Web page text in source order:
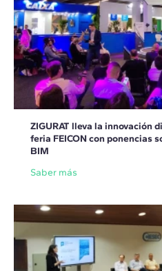
ZIGURAT lleva la innovación
feria FEICON con ponencias
BIM
Saber más